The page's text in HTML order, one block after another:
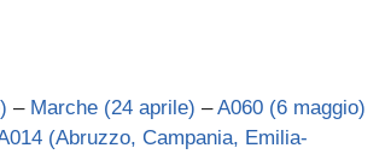
– Marche (24 aprile) –A060 (6 maggio)
(Abruzzo, Campania, Emilia-